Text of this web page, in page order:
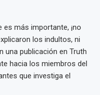
más importante, ¡no
los indultos, ni
una publicación en Truth
hacia los miembros del
que investiga el